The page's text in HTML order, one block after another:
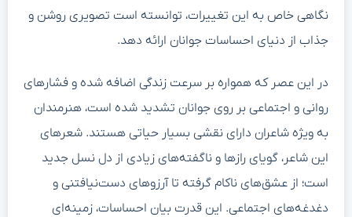
نگاهی خاص به این تغییرات، توانسته است تصویری روشن و
جذاب از دنیای احساسات جوانان ارائه دهد.
در این عصر که همواره بر سرعت زندگی اضافه شده و فشارهای
روانی و اجتماعی بر روی جوانان تشدید شده است، هنرمندان
به ویژه شاعران دارای نقشی بسیار حیاتی هستند. شعرهای
این شاعر، گویای رازها و ناگفته‌های زیادی از دل نسل جدید
است؛ از عشق‌های ناکام گرفته تا آرزوهای دست‌نیافتنی و
دغدغه‌های اجتماعی. این قدرت بیان احساسات، زمینه‌ای